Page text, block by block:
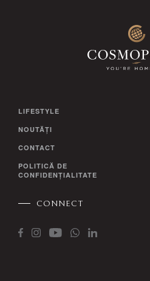
LIFESTYLE
NOUTĂȚI
CONTACT
POLITICĂ DE
CONFIDENȚIALITATE
CONNECT